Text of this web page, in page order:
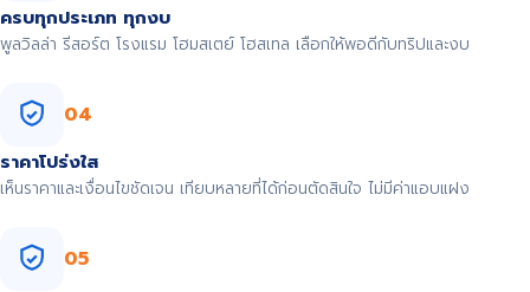
ครบทุกประเภท ทุกงบ
พูลวิลล่า รีสอร์ต โรงแรม โฮมสเตย์ โฮสเทล เลือกให้พอดีกับทริปและงบ
04
ราคาโปร่งใส
เห็นราคาและเงื่อนไขชัดเจน เทียบหลายที่ได้ก่อนตัดสินใจ ไม่มีค่าแอบแฝง
05